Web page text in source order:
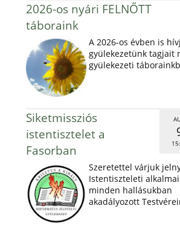
2026-os nyári FELNŐTT
táboraink
A 2026-os évben is
gyülekezetünk tagjait
gyülekezeti
Siketmissziós
istentisztelet a
Fasorban
Szeretettel várjuk
Istentiszteleti
minden hallásukban
akadályozott